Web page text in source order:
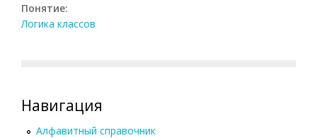
Понятие:
Логика классов
Навигация
Алфавитный справочник